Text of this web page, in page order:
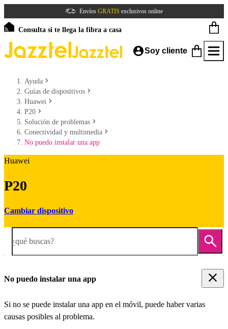
Envíos GRATIS exclusivos online
Consulta si te llega la fibra a casa
Soy cliente
Ayuda
Guías de dispositivos
Huawei
P20
Solución de problemas
Conectividad y multimedia
No puedo instalar una app
Huawei
P20
Cambiar dispositivo
¿qué buscas?
No puedo instalar una app
Si no se puede instalar una app en el móvil, puede haber varias
causas posibles al problema.